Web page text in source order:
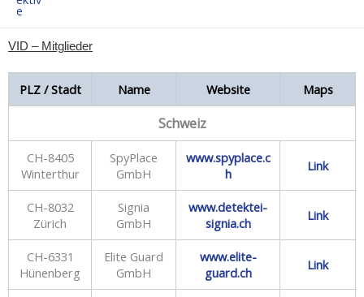
VID – Mitglieder
PLZ / Stadt Name Website Maps
Schweiz
CH-8405
Winterthur
SpyPlace
GmbH
www.spyplace.c
h
Link
CH-8032
Zürich
Signia
GmbH
www.detektei-
signia.ch
Link
CH-6331
Hünenberg
Elite Guard
GmbH
www.elite-
guard.ch
Link